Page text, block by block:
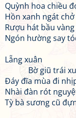
Quỳnh hoa chiều
Hồn xanh ngát
Rượu hát bầu
Ngón hường say
Lẵng xuân
Bờ giũ trái
Đáy đĩa mùa đi
Nhài đàn rót
Tỳ bà sương cũ